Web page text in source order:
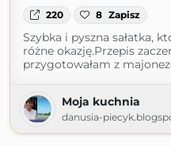
220 8 Zapisz
Szybka i pyszna sałatka,
różne okazję.Przepis
przygotowałam z
Moja kuchnia
danusia-